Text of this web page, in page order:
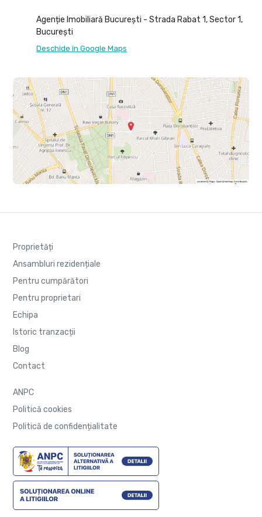
Agenție Imobiliară București - Strada Rabat 1, Sector 1,
București
Deschide în Google Maps
Proprietăți
Ansambluri rezidențiale
Pentru cumpărători
Pentru proprietari
Echipa
Istoric tranzacții
Blog
Contact
ANPC
Politică cookies
Politică de confidențialitate